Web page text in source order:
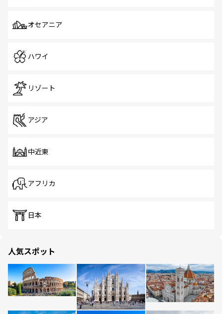
オセアニア
ハワイ
リゾート
アジア
中近東
アフリカ
日本
人気スポット